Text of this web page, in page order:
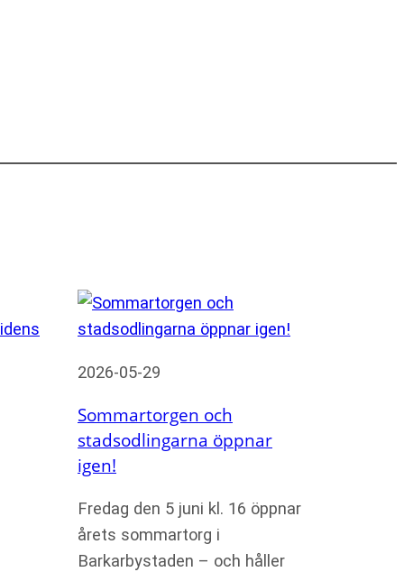
2026-05-29
Sommartorgen och
stadsodlingarna öppnar
igen!
Fredag den 5 juni kl. 16 öppnar
årets sommartorg i
Barkarbystaden – och håller